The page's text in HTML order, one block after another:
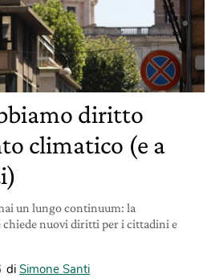
diritto
climatico (e a
un lungo continuum: la
chiede nuovi diritti per i cittadini e
di Simone Santi